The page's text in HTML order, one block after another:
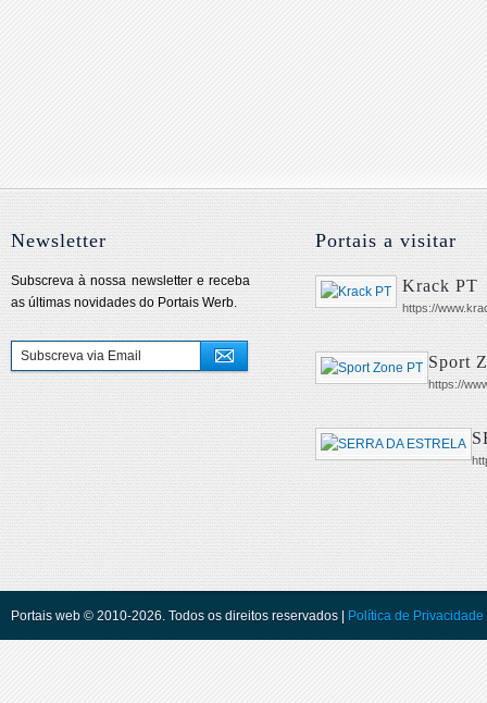
Newsletter
Subscreva à nossa newsletter e receba
as últimas novidades do Portais Werb.
Portais a visitar
Krack PT
https://
Sport
https://
Portais web © 2010-2026. Todos os direitos reservados | Política de Privacidade